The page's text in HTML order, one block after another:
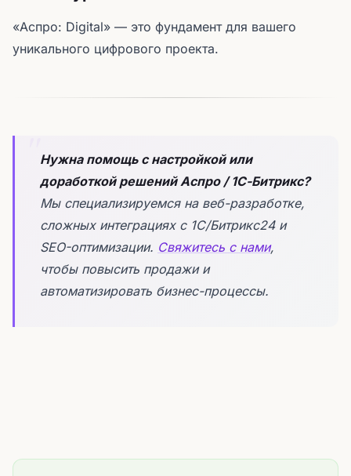
«Аспро: Digital» — это фундамент для вашего
уникального цифрового проекта.
Нужна помощь с настройкой или
доработкой решений Аспро / 1С-Битрикс?
Мы специализируемся на веб-разработке,
сложных интеграциях с 1С/Битрикс24 и
SEO-оптимизации. Свяжитесь с нами,
чтобы повысить продажи и
автоматизировать бизнес-процессы.